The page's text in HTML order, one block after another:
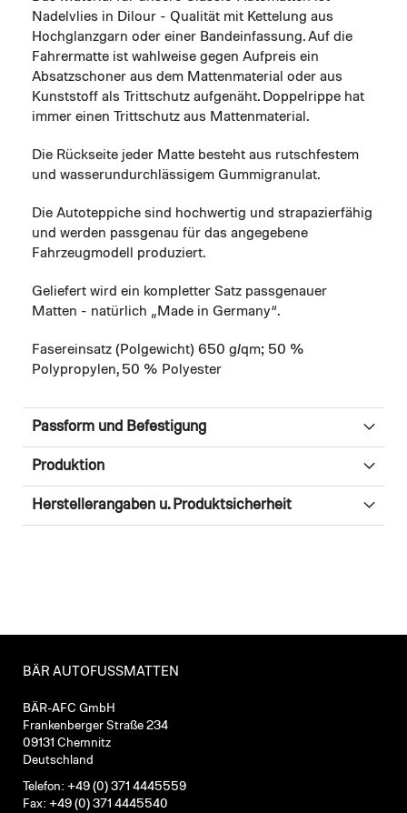
Nadelvlies in Dilour - Qualität mit Kettelung aus
Hochglanzgarn oder einer Bandeinfassung. Auf die
Fahrermatte ist wahlweise gegen Aufpreis ein
Absatzschoner aus dem Mattenmaterial oder aus
Kunststoff als Trittschutz aufgenäht. Doppelrippe hat
immer einen Trittschutz aus Mattenmaterial.
Die Rückseite jeder Matte besteht aus rutschfestem
und wasserundurchlässigem Gummigranulat.
Die Autoteppiche sind hochwertig und strapazierfähig
und werden passgenau für das angegebene
Fahrzeugmodell produziert.
Geliefert wird ein kompletter Satz passgenauer
Matten - natürlich „Made in Germany“.
Fasereinsatz (Polgewicht) 650 g/qm; 50 %
Polypropylen, 50 % Polyester
Passform und Befestigung
Produktion
Herstellerangaben u. Produktsicherheit
BÄR AUTOFUSSMATTEN
BÄR-AFC GmbH
Frankenberger Straße 234
09131 Chemnitz
Deutschland
Telefon: +49 (0) 371 4445559
Fax: +49 (0) 371 4445540